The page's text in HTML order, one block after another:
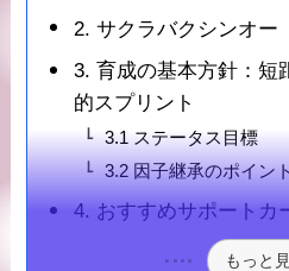
2. サクラバクシンオー
3. 育成の基本方針：短
的スプリント
3.1 ステータス目標
3.2 因子継承のポイント
4. おすすめサポートカ
もっと